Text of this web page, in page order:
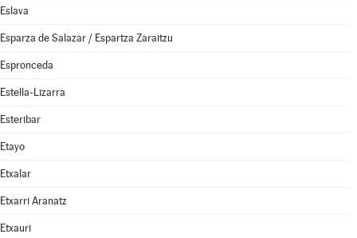
Eslava
Esparza de Salazar / Espartza Zaraitzu
Espronceda
Estella-Lizarra
Esteribar
Etayo
Etxalar
Etxarri Aranatz
Etxauri